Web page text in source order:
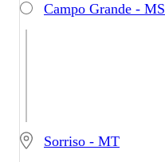
Campo Grande - MS
Sorriso - MT